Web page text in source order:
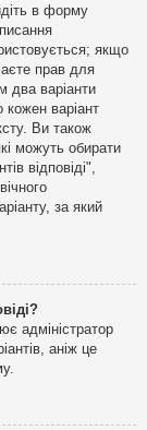
в форму
якщо
прав для
два варіанти
кожен варіант
Ви також
можуть обирати
відповіді",
за який
адміністратор
аніж це